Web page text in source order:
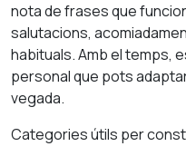
nota de frases que
salutacions,
habituals. Amb el temps,
personal que pots
vegada.
Categories útils per